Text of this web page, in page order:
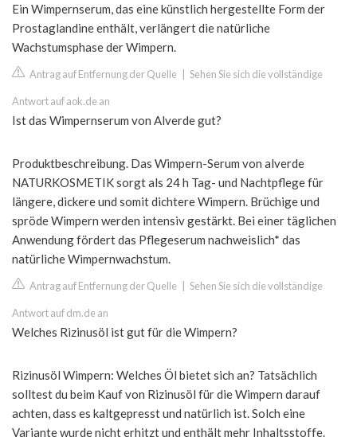
Ein Wimpernserum, das eine künstlich hergestellte Form der
Prostaglandine enthält, verlängert die natürliche
Wachstumsphase der Wimpern.
Antrag auf Entfernung der Quelle Sehen Sie sich die vollständige
Antwort auf aok.de an
Ist das Wimpernserum von Alverde gut?
Produktbeschreibung. Das Wimpern-Serum von alverde
NATURKOSMETIK sorgt als 24 h Tag- und Nachtpflege für
längere, dickere und somit dichtere Wimpern. Brüchige und
spröde Wimpern werden intensiv gestärkt. Bei einer täglichen
Anwendung fördert das Pflegeserum nachweislich* das
natürliche Wimpernwachstum.
Antrag auf Entfernung der Quelle Sehen Sie sich die vollständige
Antwort auf dm.de an
Welches Rizinusöl ist gut für die Wimpern?
Rizinusöl Wimpern: Welches Öl bietet sich an? Tatsächlich
solltest du beim Kauf von Rizinusöl für die Wimpern darauf
achten, dass es kaltgepresst und natürlich ist. Solch eine
Variante wurde nicht erhitzt und enthält mehr Inhaltsstoffe.